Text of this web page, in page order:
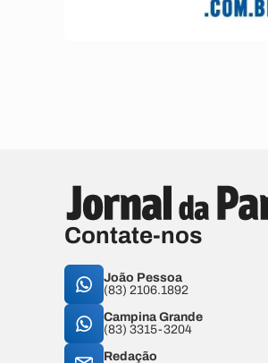
Contate-nos
João Pessoa
(83) 2106.1892
Campina Grande
(83) 3315-3204
Redação